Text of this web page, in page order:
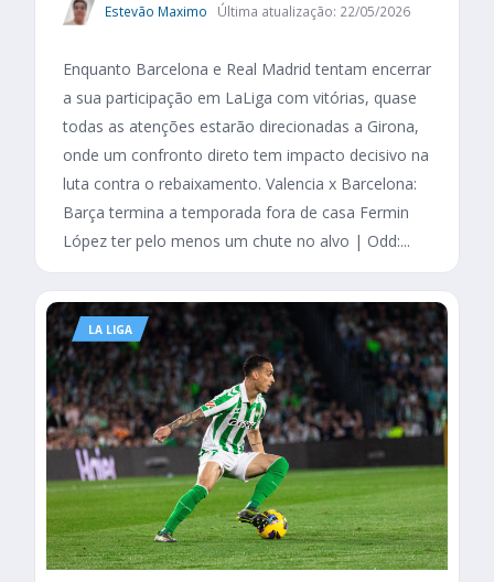
Estevão Maximo Última atualização: 22/05/2026
Enquanto Barcelona e Real Madrid tentam encerrar
a sua participação em LaLiga com vitórias, quase
todas as atenções estarão direcionadas a Girona,
onde um confronto direto tem impacto decisivo na
luta contra o rebaixamento. Valencia x Barcelona:
Barça termina a temporada fora de casa Fermin
López ter pelo menos um chute no alvo | Odd:...
LA LIGA